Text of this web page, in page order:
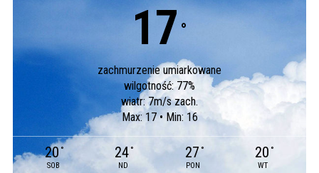
17 °
zachmurzenie umiarkowane
wilgotność: 77%
wiatr: 7m/s zach.
Max: 17 • Min: 16
20 °
SOB
24 °
ND
27 °
PON
20 °
WT